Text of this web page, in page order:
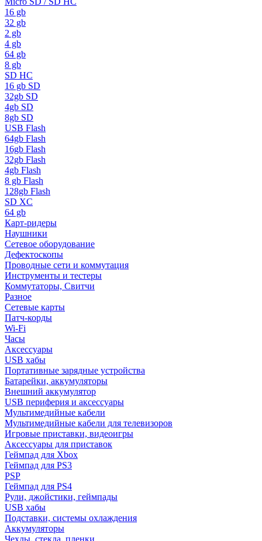
16 gb
32 gb
2 gb
4 gb
64 gb
8 gb
SD HC
16 gb SD
32gb SD
4gb SD
8gb SD
USB Flash
64gb Flash
16gb Flash
32gb Flash
4gb Flash
8 gb Flash
128gb Flash
SD XC
64 gb
Карт-ридеры
Наушники
Сетевое оборудование
Дефектоскопы
Проводные сети и коммутация
Инструменты и тестеры
Коммутаторы, Свитчи
Разное
Сетевые карты
Патч-корды
Wi-Fi
Часы
Аксессуары
USB хабы
Портативные зарядные устройства
Батарейки, аккумуляторы
Внешний аккумулятор
USB периферия и аксессуары
Мультимедийные кабели
Мультимедийные кабели для телевизоров
Игровые приставки, видеоигры
Аксессуары для приставок
Геймпад для Xbox
Геймпад для PS3
PSP
Геймпад для PS4
Рули, джойстики, геймпады
USB хабы
Подставки, системы охлаждения
Аккумуляторы
Чехлы, стекла, пленки